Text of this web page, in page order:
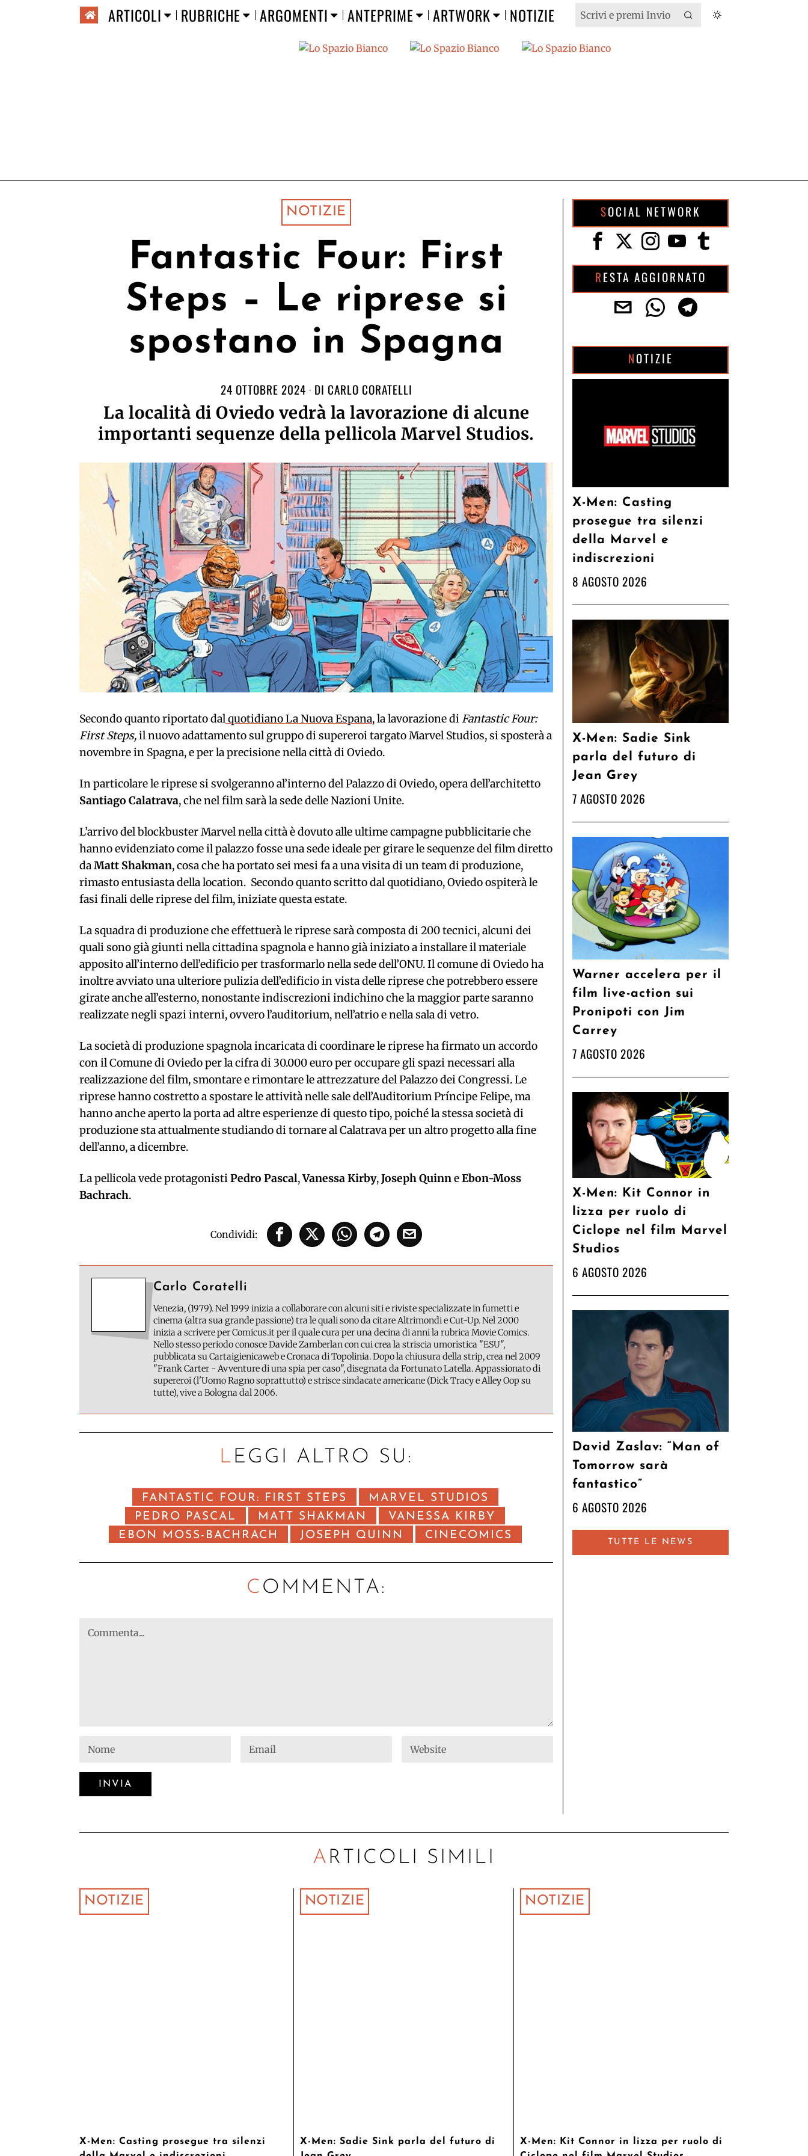
ARTICOLI RUBRICHE ARGOMENTI ANTEPRIME ARTWORK NOTIZIE
NOTIZIE
Fantastic Four: First
Steps – Le riprese si
spostano in Spagna
24 OTTOBRE 2024 DI CARLO CORATELLI
La località di Oviedo vedrà la lavorazione di alcune
importanti sequenze della pellicola Marvel Studios.
Secondo quanto riportato dalquotidiano La Nuova Espana, la lavorazione di Fantastic Four:
First Steps,il nuovo adattamento sul gruppo di supereroi targato Marvel Studios, si sposterà a
novembre in Spagna, e per la precisione nella città di Oviedo.
In particolare le riprese si svolgeranno al’interno del Palazzo di Oviedo, opera dell’architetto
Santiago Calatrava, che nel film sarà la sede delle Nazioni Unite.
L’arrivo del blockbuster Marvel nella città è dovuto alle ultime campagne pubblicitarie che
hanno evidenziato come il palazzo fosse una sede ideale per girare le sequenze del film diretto
daMatt Shakman, cosa che ha portato sei mesi fa a una visita di un team di produzione,
rimasto entusiasta della location. Secondo quanto scritto dal quotidiano, Oviedo ospiterà le
fasi finali delle riprese del film, iniziate questa estate.
La squadra di produzione che effettuerà le riprese sarà composta di 200 tecnici, alcuni dei
quali sono già giunti nella cittadina spagnola e hanno già iniziato a installare il materiale
apposito all’interno dell’edificio per trasformarlo nella sede dell’ONU. Il comune di Oviedo ha
inoltre avviato una ulteriore pulizia dell’edificio in vista delle riprese che potrebbero essere
girate anche all’esterno, nonostante indiscrezioni indichino che la maggior parte saranno
realizzate negli spazi interni, ovvero l’auditorium, nell’atrio e nella sala di vetro.
La società di produzione spagnola incaricata di coordinare le riprese ha firmato un accordo
con il Comune di Oviedo per la cifra di 30.000 euro per occupare gli spazi necessari alla
realizzazione del film, smontare e rimontare le attrezzature del Palazzo dei Congressi. Le
riprese hanno costretto a spostare le attività nelle sale dell’Auditorium Príncipe Felipe, ma
hanno anche aperto la porta ad altre esperienze di questo tipo, poiché la stessa società di
produzione sta attualmente studiando di tornare al Calatrava per un altro progetto alla fine
dell’anno, a dicembre.
La pellicola vede protagonistiPedro Pascal,Vanessa Kirby,Joseph QuinneEbon-Moss
Bachrach.
Condividi:
Carlo Coratelli
Venezia, (1979). Nel 1999 inizia a collaborare con alcuni siti e riviste specializzate in fumetti e
cinema (altra sua grande passione) tra le quali sono da citare Altrimondi e Cut-Up. Nel 2000
inizia a scrivere per Comicus.it per il quale cura per una decina di anni la rubrica Movie Comics.
Nello stesso periodo conosce Davide Zamberlan con cui crea la striscia umoristica "ESU",
pubblicata su Cartaigienicaweb e Cronaca di Topolinia. Dopo la chiusura della strip, crea nel 2009
"Frank Carter - Avventure di una spia per caso", disegnata da Fortunato Latella. Appassionato di
supereroi (l'Uomo Ragno soprattutto) e strisce sindacate americane (Dick Tracy e Alley Oop su
tutte), vive a Bologna dal 2006.
LEGGI ALTRO SU:
FANTASTIC FOUR: FIRST STEPS
MARVEL STUDIOS
PEDRO PASCAL
MATT SHAKMAN
VANESSA KIRBY
EBON MOSS-BACHRACH
JOSEPH QUINN CINECOMICS
C OMMENTA:
SOCIAL NETWORK
RESTA AGGIORNATO
NOTIZIE
X-Men: Casting
prosegue tra silenzi
della Marvel e
indiscrezioni
8 AGOSTO 2026
X-Men: Sadie Sink
parla del futuro di
Jean Grey
7 AGOSTO 2026
Warner accelera per il
film live-action sui
Pronipoti con Jim
Carrey
7 AGOSTO 2026
X-Men: Kit Connor in
lizza per ruolo di
Ciclope nel film Marvel
Studios
6 AGOSTO 2026
David Zaslav: “Man of
Tomorrow sarà
fantastico”
6 AGOSTO 2026
TUTTE LE NEWS
ARTICOLI SIMILI
NOTIZIE
X-Men: Casting prosegue tra silenzi
NOTIZIE
X-Men: Sadie Sink parla del futuro di
NOTIZIE
X-Men: Kit Connor in lizza per ruolo di